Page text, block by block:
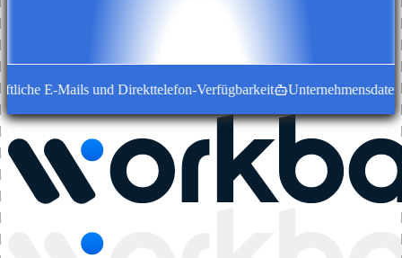
E-Mails und Direkttelefon-Verfügbarkeit